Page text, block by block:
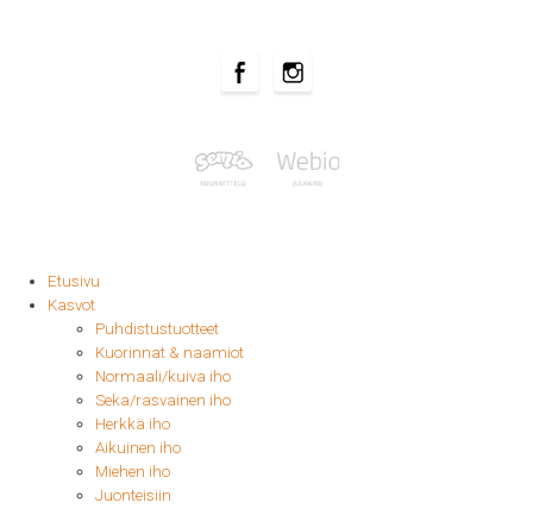
Etusivu
Kasvot
Puhdistustuotteet
Kuorinnat & naamiot
Normaali/kuiva iho
Seka/rasvainen iho
Herkkä iho
Aikuinen iho
Miehen iho
Juonteisiin